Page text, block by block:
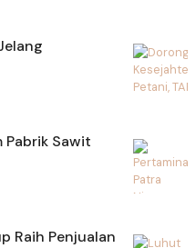
Sawit
Raih Penjualan